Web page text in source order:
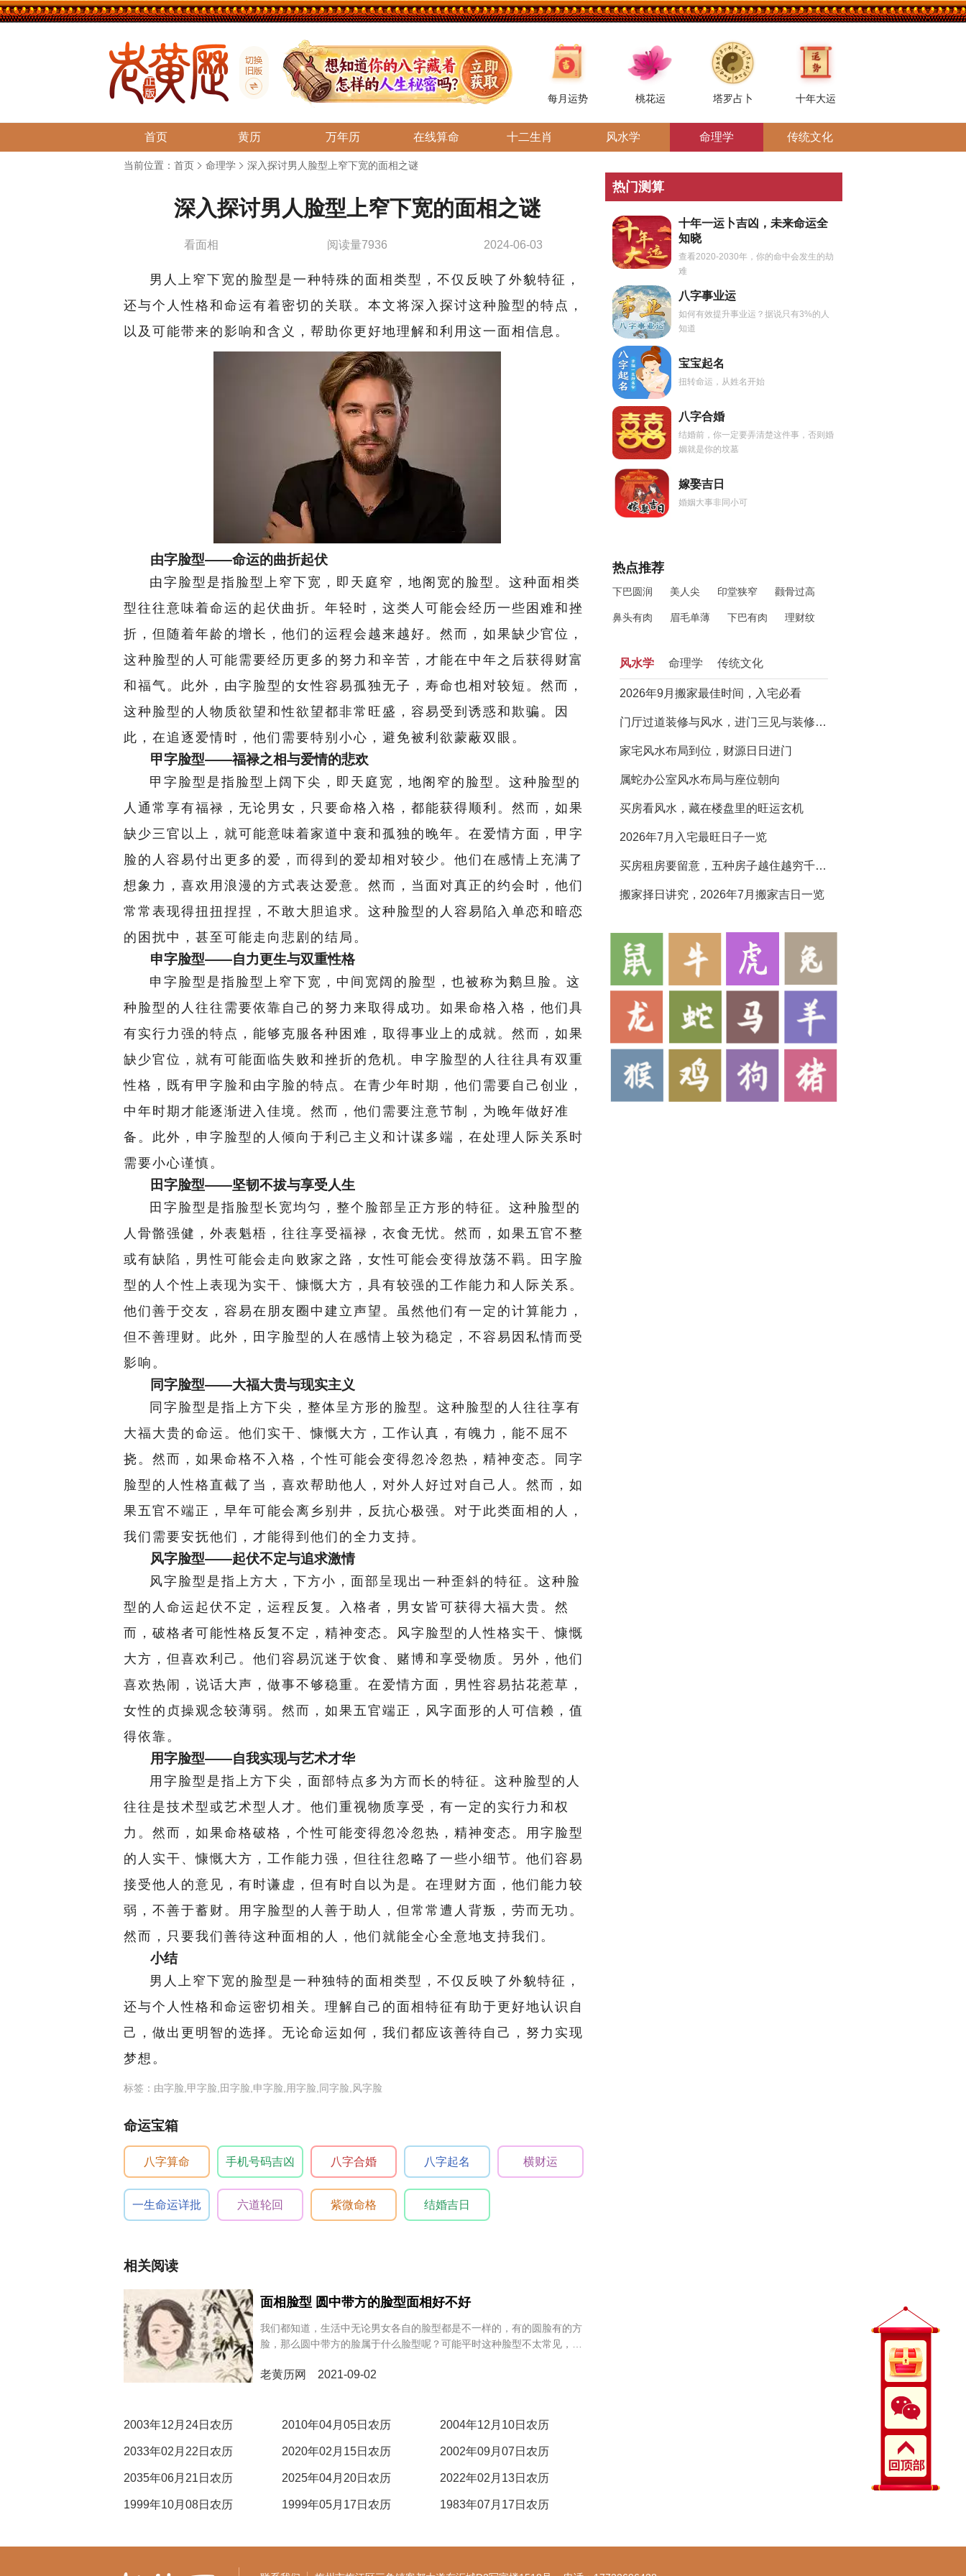
每月运势 桃花运 塔罗占卜 十年大运
首页 黄历 万年历 在线算命 十二生肖 风水学 命理学 传统文化
当前位置： 首页 命理学 深入探讨男人脸型上窄下宽的面相之谜
深入探讨男人脸型上窄下宽的面相之谜
看面相 阅读量7936 2024-06-03
男人上窄下宽的脸型是一种特殊的面相类型，不仅反映了外貌特征，
还与个人性格和命运有着密切的关联。本文将深入探讨这种脸型的特点，
以及可能带来的影响和含义，帮助你更好地理解和利用这一面相信息。
由字脸型——命运的曲折起伏
由字脸型是指脸型上窄下宽，即天庭窄，地阁宽的脸型。这种面相类
型往往意味着命运的起伏曲折。年轻时，这类人可能会经历一些困难和挫
折，但随着年龄的增长，他们的运程会越来越好。然而，如果缺少官位，
这种脸型的人可能需要经历更多的努力和辛苦，才能在中年之后获得财富
和福气。此外，由字脸型的女性容易孤独无子，寿命也相对较短。然而，
这种脸型的人物质欲望和性欲望都非常旺盛，容易受到诱惑和欺骗。因
此，在追逐爱情时，他们需要特别小心，避免被利欲蒙蔽双眼。
甲字脸型——福禄之相与爱情的悲欢
甲字脸型是指脸型上阔下尖，即天庭宽，地阁窄的脸型。这种脸型的
人通常享有福禄，无论男女，只要命格入格，都能获得顺利。然而，如果
缺少三官以上，就可能意味着家道中衰和孤独的晚年。在爱情方面，甲字
脸的人容易付出更多的爱，而得到的爱却相对较少。他们在感情上充满了
想象力，喜欢用浪漫的方式表达爱意。然而，当面对真正的约会时，他们
常常表现得扭扭捏捏，不敢大胆追求。这种脸型的人容易陷入单恋和暗恋
的困扰中，甚至可能走向悲剧的结局。
申字脸型——自力更生与双重性格
申字脸型是指脸型上窄下宽，中间宽阔的脸型，也被称为鹅旦脸。这
种脸型的人往往需要依靠自己的努力来取得成功。如果命格入格，他们具
有实行力强的特点，能够克服各种困难，取得事业上的成就。然而，如果
缺少官位，就有可能面临失败和挫折的危机。申字脸型的人往往具有双重
性格，既有甲字脸和由字脸的特点。在青少年时期，他们需要自己创业，
中年时期才能逐渐进入佳境。然而，他们需要注意节制，为晚年做好准
备。此外，申字脸型的人倾向于利己主义和计谋多端，在处理人际关系时
需要小心谨慎。
田字脸型——坚韧不拔与享受人生
田字脸型是指脸型长宽均匀，整个脸部呈正方形的特征。这种脸型的
人骨骼强健，外表魁梧，往往享受福禄，衣食无忧。然而，如果五官不整
或有缺陷，男性可能会走向败家之路，女性可能会变得放荡不羁。田字脸
型的人个性上表现为实干、慷慨大方，具有较强的工作能力和人际关系。
他们善于交友，容易在朋友圈中建立声望。虽然他们有一定的计算能力，
但不善理财。此外，田字脸型的人在感情上较为稳定，不容易因私情而受
影响。
同字脸型——大福大贵与现实主义
同字脸型是指上方下尖，整体呈方形的脸型。这种脸型的人往往享有
大福大贵的命运。他们实干、慷慨大方，工作认真，有魄力，能不屈不
挠。然而，如果命格不入格，个性可能会变得忽冷忽热，精神变态。同字
脸型的人性格直截了当，喜欢帮助他人，对外人好过对自己人。然而，如
果五官不端正，早年可能会离乡别井，反抗心极强。对于此类面相的人，
我们需要安抚他们，才能得到他们的全力支持。
风字脸型——起伏不定与追求激情
风字脸型是指上方大，下方小，面部呈现出一种歪斜的特征。这种脸
型的人命运起伏不定，运程反复。入格者，男女皆可获得大福大贵。然
而，破格者可能性格反复不定，精神变态。风字脸型的人性格实干、慷慨
大方，但喜欢利己。他们容易沉迷于饮食、赌博和享受物质。另外，他们
喜欢热闹，说话大声，做事不够稳重。在爱情方面，男性容易拈花惹草，
女性的贞操观念较薄弱。然而，如果五官端正，风字面形的人可信赖，值
得依靠。
用字脸型——自我实现与艺术才华
用字脸型是指上方下尖，面部特点多为方而长的特征。这种脸型的人
往往是技术型或艺术型人才。他们重视物质享受，有一定的实行力和权
力。然而，如果命格破格，个性可能变得忽冷忽热，精神变态。用字脸型
的人实干、慷慨大方，工作能力强，但往往忽略了一些小细节。他们容易
接受他人的意见，有时谦虚，但有时自以为是。在理财方面，他们能力较
弱，不善于蓄财。用字脸型的人善于助人，但常常遭人背叛，劳而无功。
然而，只要我们善待这种面相的人，他们就能全心全意地支持我们。
小结
男人上窄下宽的脸型是一种独特的面相类型，不仅反映了外貌特征，
还与个人性格和命运密切相关。理解自己的面相特征有助于更好地认识自
己，做出更明智的选择。无论命运如何，我们都应该善待自己，努力实现
梦想。
标签：由字脸,甲字脸,田字脸,申字脸,用字脸,同字脸,风字脸
命运宝箱
八字算命 手机号码吉凶 八字合婚 八字起名 横财运
一生命运详批 六道轮回 紫微命格 结婚吉日
相关阅读
面相脸型 圆中带方的脸型面相好不好
我们都知道，生活中无论男女各自的脸型都是不一样的，有的圆脸有的方
脸，那么圆中带方的脸属于什么脸型呢？可能平时这种脸型不太常见，难
中带...
老黄历网 2021-09-02
2003年12月24日农历 2010年04月05日农历 2004年12月10日农历
2033年02月22日农历 2020年02月15日农历 2002年09月07日农历
2035年06月21日农历 2025年04月20日农历 2022年02月13日农历
1999年10月08日农历 1999年05月17日农历 1983年07月17日农历
热门测算
十年一运卜吉凶，未来命运全
知晓
查看2020-2030年，你的命中会发生的劫
难
八字事业运
如何有效提升事业运？据说只有3%的人
知道
宝宝起名
扭转命运，从姓名开始
八字合婚
结婚前，你一定要弄清楚这件事，否则婚
姻就是你的坟墓
嫁娶吉日
婚姻大事非同小可
热点推荐
下巴圆润 美人尖 印堂狭窄 颧骨过高
鼻头有肉 眉毛单薄 下巴有肉 理财纹
风水学 命理学 传统文化
2026年9月搬家最佳时间，入宅必看
门厅过道装修与风水，进门三见与装修避坑指南
家宅风水布局到位，财源日日进门
属蛇办公室风水布局与座位朝向
买房看风水，藏在楼盘里的旺运玄机
2026年7月入宅最旺日子一览
买房租房要留意，五种房子越住越穷千万别选
搬家择日讲究，2026年7月搬家吉日一览